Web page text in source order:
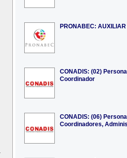
PRONABEC:
CONADIS: (02)
Coordinador
CONADIS: (06)
Coordinadores,